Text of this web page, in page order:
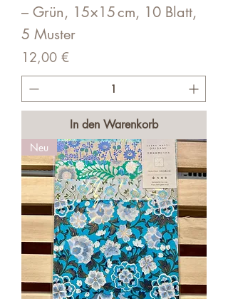
– Grün, 15×15 cm, 10 Blatt,
5 Muster
Preis
12,00 €
In den Warenkorb
Neu